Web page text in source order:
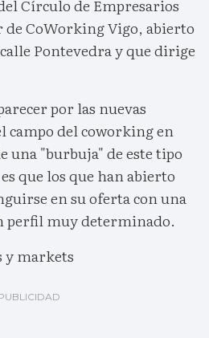
Círculo de Empresarios
de CoWorking Vigo, abierto
Pontevedra y que dirige
por las nuevas
campo del coworking en
una "burbuja" de este tipo
que los que han abierto
en su oferta con una
perfil muy determinado.
y markets